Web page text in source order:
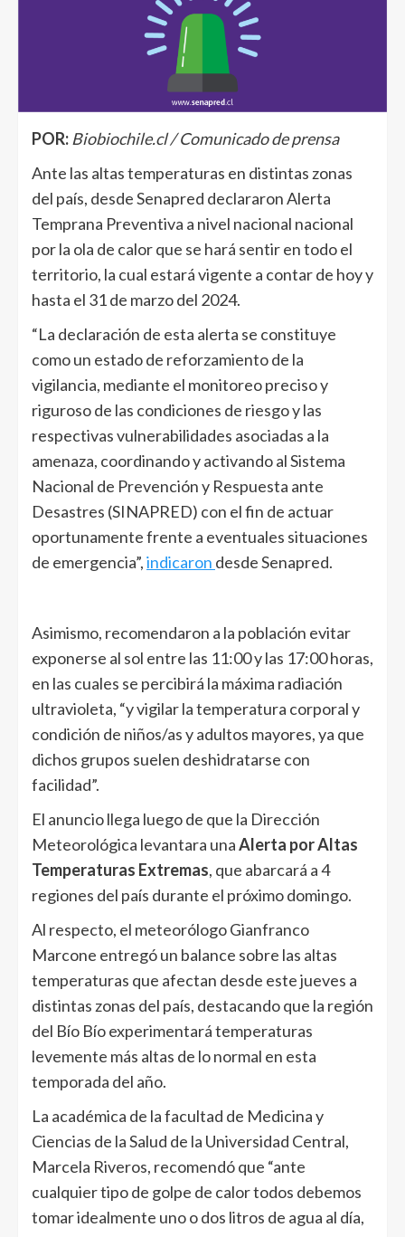
POR:Biobiochile.cl / Comunicado de prensa
Ante las altas temperaturas en distintas zonas
del país, desde Senapred declararon Alerta
Temprana Preventiva a nivel nacional nacional
por la ola de calor que se hará sentir en todo el
territorio, la cual estará vigente a contar de hoy y
hasta el 31 de marzo del 2024.
“La declaración de esta alerta se constituye
como un estado de reforzamiento de la
vigilancia, mediante el monitoreo preciso y
riguroso de las condiciones de riesgo y las
respectivas vulnerabilidades asociadas a la
amenaza, coordinando y activando al Sistema
Nacional de Prevención y Respuesta ante
Desastres (SINAPRED) con el fin de actuar
oportunamente frente a eventuales situaciones
de emergencia”,indicaron desde Senapred.
Asimismo, recomendaron a la población evitar
exponerse al sol entre las 11:00 y las 17:00 horas,
en las cuales se percibirá la máxima radiación
ultravioleta, “y vigilar la temperatura corporal y
condición de niños/as y adultos mayores, ya que
dichos grupos suelen deshidratarse con
facilidad”.
El anuncio llega luego de que la Dirección
Meteorológica levantara unaAlerta por Altas
Temperaturas Extremas, que abarcará a 4
regiones del país durante el próximo domingo.
Al respecto, el meteorólogo Gianfranco
Marcone entregó un balance sobre las altas
temperaturas que afectan desde este jueves a
distintas zonas del país, destacando que la región
del Bío Bío experimentará temperaturas
levemente más altas de lo normal en esta
temporada del año.
La académica de la facultad de Medicina y
Ciencias de la Salud de la Universidad Central,
Marcela Riveros, recomendó que “ante
cualquier tipo de golpe de calor todos debemos
tomar idealmente uno o dos litros de agua al día,